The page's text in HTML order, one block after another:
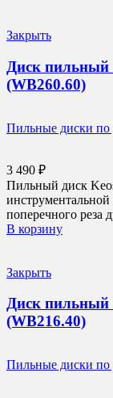
Закрыть
Диск пильный
(WB260.60)
Пильные диски по
3 490 ₽
Пильный диск
инструментальной
поперечного реза
В корзину
Закрыть
Диск пильный
(WB216.40)
Пильные диски по